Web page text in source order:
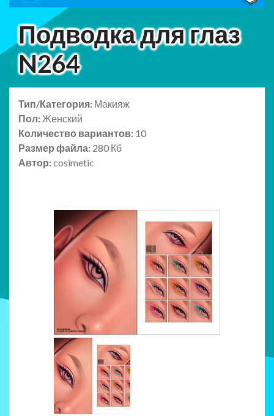
Подводка для глаз
N264
Тип/Категория: Макияж
Пол: Женский
Количество вариантов: 10
Размер файла: 280 Кб
Автор:cosimetic